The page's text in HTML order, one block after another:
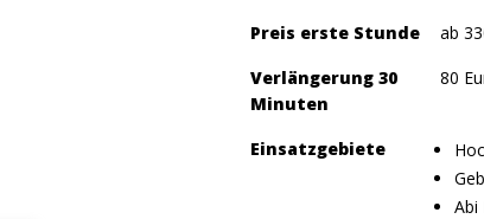
Preis erste Stunde
ab
Verlängerung 30
Minuten
80
Einsatzgebiete
Abi